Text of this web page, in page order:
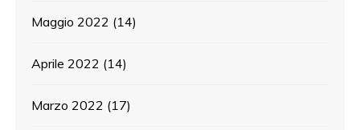
Maggio 2022 (14)
Aprile 2022 (14)
Marzo 2022 (17)